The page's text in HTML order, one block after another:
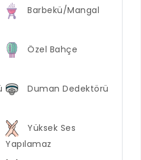
Barbekü/Mangal
Özel Bahçe
Duman Dedektörü
Yüksek Ses
Yapılamaz